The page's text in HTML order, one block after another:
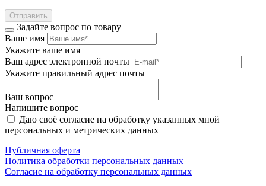
Отправить
Задайте вопрос по товару
Ваше имя
Укажите ваше имя
Ваш адрес электронной почты
Укажите правильный адрес почты
Ваш вопрос
Напишите вопрос
Даю своё согласие на обработку указанных мной
персональных и метрических данных
Публичная оферта
Политика обработки персональных данных
Согласие на обработку персональных данных